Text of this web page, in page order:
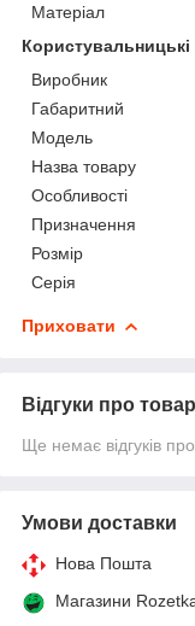
Матеріал
Користувальницькі
Виробник
Габаритний
Мoдель
Назва товару
Особливості
Призначення
Розмір
Серія
Приховати
Відгуки про товар
Ще немає відгуків
Умови доставки
Нова Пошта
Магазини